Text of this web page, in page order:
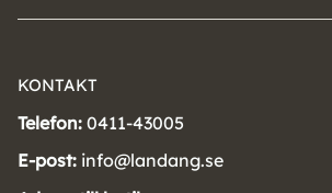
KONTAKT
Telefon: 0411-43005
E-post: info@landang.se